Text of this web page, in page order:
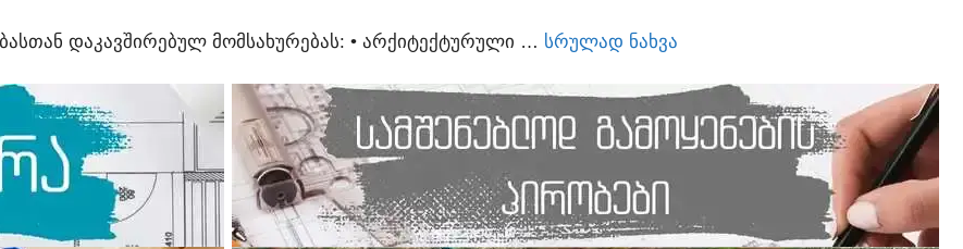
ᲓᲐᲙᲐᲕᲨᲘᲠᲔᲑᲣᲚ ᲛᲝᲛᲡᲐᲮᲣᲠᲔᲑᲐᲡ:​ • ᲐᲠᲥᲘᲢᲔᲥᲢᲣᲠᲣᲚᲘ … ᲡᲠᲣᲚᲐᲓ ᲜᲐᲮᲕᲐ